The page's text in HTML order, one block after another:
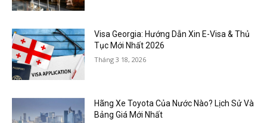
Visa Georgia: Hướng Dẫn Xin E-Visa & Thủ
Tục Mới Nhất 2026
Tháng 3 18, 2026
Hãng Xe Toyota Của Nước Nào? Lịch Sử Và
Bảng Giá Mới Nhất